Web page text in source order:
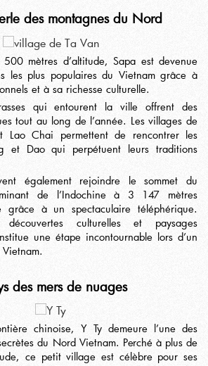
des montagnes du Nord
mètres d’altitude, Sapa est devenue
les plus populaires du Vietnam grâce à
et à sa richesse culturelle.
qui entourent la ville offrent des
tout au long de l’année. Les villages de
Chai permettent de rencontrer les
et Dao qui perpétuent leurs traditions
également rejoindre le sommet du
de l’Indochine à 3 147 mètres
grâce à un spectaculaire téléphérique.
découvertes culturelles et paysages
une étape incontournable lors d’un
des mers de nuages
chinoise, Y Ty demeure l’une des
du Nord Vietnam. Perché à plus de
ce petit village est célèbre pour ses